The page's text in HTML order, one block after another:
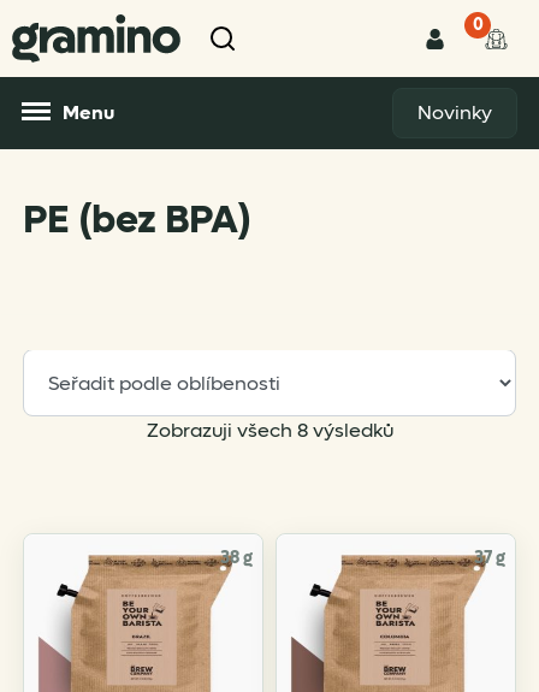
0
Menu Novinky
PE (bez BPA)
Zobrazuji všech 8 výsledkůSorted
38 g 37 g